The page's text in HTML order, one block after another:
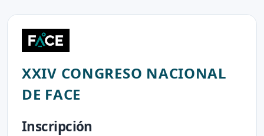
XXIV CONGRESO NACIONAL
DE FACE
Inscripción